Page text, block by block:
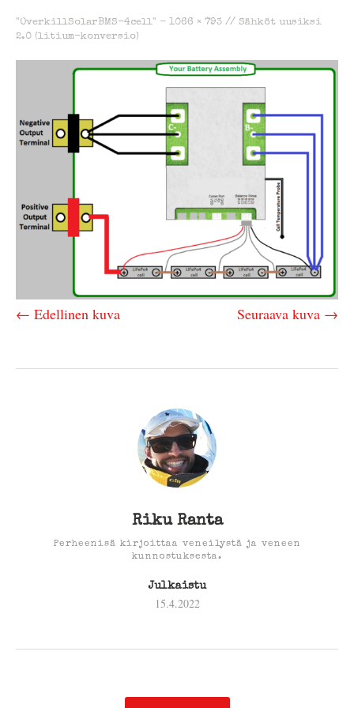
"OverkillSolarBMS-4cell" - 1066 × 793 // Sähköt uusiksi
2.0 (litium-konversio)
← Edellinen kuva Seuraava kuva →
Riku Ranta
Perheenisä kirjoittaa veneilystä ja veneen
kunnostuksesta.
Julkaistu
15.4.2022